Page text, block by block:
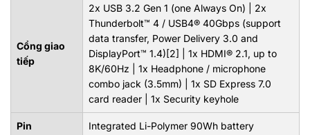
Cổng giao
tiếp
2x USB 3.2 Gen 1 (one Always On) | 2x
Thunderbolt™ 4 / USB4® 40Gbps (support
data transfer, Power Delivery 3.0 and
DisplayPort™ 1.4)[2] | 1x HDMI® 2.1, up to
8K/60Hz | 1x Headphone / microphone
combo jack (3.5mm) | 1x SD Express 7.0
card reader | 1x Security keyhole
Pin Integrated Li-Polymer 90Wh battery